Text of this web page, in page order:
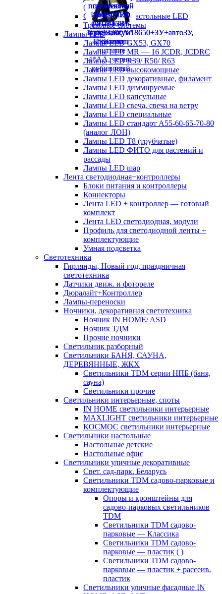
(аналог ЛСП)
Светильники настольные LED
Трековые системы
Лампы LED
Лампы LED GX53, GX70
Лампы LED MR — 16 JCDR, JCDRC
Лампы LED R39/ R50/ R63
Лампы LED высокомощные
Лампы LED декоративные, филамент
Лампы LED диммируемые
Лампы LED капсульные
Лампы LED свеча, свеча на ветру
Лампы LED специальные
Лампы LED стандарт А55-60-65-70-80
(аналог ЛОН)
Лампы LED Т8 (трубчатые)
Лампы LED ФИТО для растений и
рассады
Лампы LED шар
Лента светодиодная+контроллеры
Блоки питания и контроллеры
Коннекторы
Лента LED + контроллер — готовый
комплект
Лента LED светодиодная, модули
Профиль для светодиодной ленты +
комплектующие
Умная подсветка
Светотехника
Гирлянды, Новый год, праздничная
светотехника
Датчики движ. и фотореле
Дюралайт+Контроллер
Лампы-переноски
Ночники, декоративная светотехника
Ночник IN HOME/ ASD
Ночник ТДМ
Прочие ночники
Светильник разборный
Светильники БАНЯ, САУНА,
ДЕРЕВЯННЫЕ, ЖКХ
Светильники TDM серии НПБ (баня,
сауна)
Светильники прочие
Светильники интерьерные, споты
IN HOME светильники интерьерные
MAXLIGHT светильники интерьерные
КОСМОС светильники интерьерные
Светильники настольные
Настольные детские
Настольные офис
Светильники уличные декоративные
Свет. сад-парк. Беларусь
Светильники TDM садово-парковые и
комплектующие
Опоры и кронштейны для
садово-парковых светильников
TDM
Светильники TDM садово-
парковые — Классика
Светильники TDM садово-
парковые — пластик ( )
Светильники TDM садово-
парковые — пластик + рассеив.
пластик
Светильники уличные фасадные IN